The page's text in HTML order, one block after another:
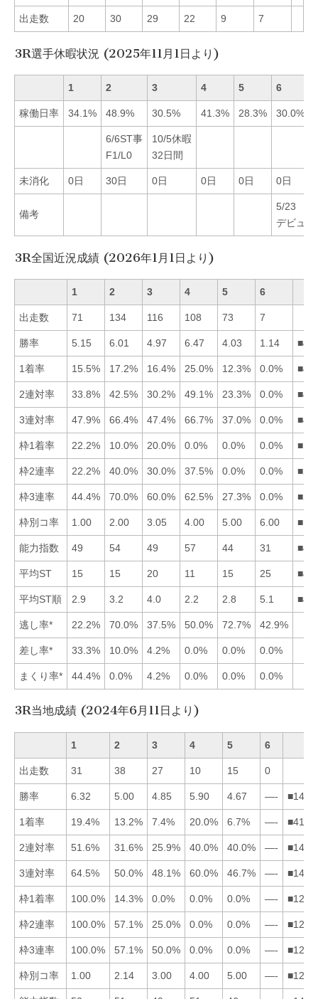
出走数 20 30 29 22 9 7
3R選手休暇状況 (2025年11月1日より)
1 2 3 4 5 6
稼働日率 34.1% 48.9% 30.5% 41.3% 28.3% 30.0%
6/6ST事
F1/L0
10/5休暇
32日間
未消化 0日 30日 0日 0日 0日 0日
備考
5/23
デビュー
3R全国近況成績 (2026年1月1日より)
1 2 3 4 5 6
出走数 71 134 116 108 73 7
勝率 5.15 6.01 4.97 6.47 4.03 1.14
1着率 15.5% 17.2% 16.4% 25.0% 12.3% 0.0%
2連対率 33.8% 42.5% 30.2% 49.1% 23.3% 0.0%
3連対率 47.9% 66.4% 47.4% 66.7% 37.0% 0.0%
枠1着率 22.2% 10.0% 20.0% 0.0% 0.0% 0.0%
枠2連率 22.2% 40.0% 30.0% 37.5% 0.0% 0.0%
枠3連率 44.4% 70.0% 60.0% 62.5% 27.3% 0.0%
枠別コ率 1.00 2.00 3.05 4.00 5.00 6.00
能力指数 49 54 49 57 44 31
平均ST 15 15 20 11 15 25
平均ST順 2.9 3.2 4.0 2.2 2.8 5.1
逃し率* 22.2% 70.0% 37.5% 50.0% 72.7% 42.9%
差し率* 33.3% 10.0% 4.2% 0.0% 0.0% 0.0%
まくり率* 44.4% 0.0% 4.2% 0.0% 0.0% 0.0%
3R当地成績 (2024年6月11日より)
1 2 3 4 5 6
出走数 31 38 27 10 15 0
勝率 6.32 5.00 4.85 5.90 4.67 —-
1着率 19.4% 13.2% 7.4% 20.0% 6.7% —-
2連対率 51.6% 31.6% 25.9% 40.0% 40.0% —-
3連対率 64.5% 50.0% 48.1% 60.0% 46.7% —-
枠1着率 100.0% 14.3% 0.0% 0.0% 0.0% —-
枠2連率 100.0% 57.1% 25.0% 0.0% 0.0% —-
枠3連率 100.0% 57.1% 50.0% 0.0% 0.0% —-
枠別コ率 1.00 2.14 3.00 4.00 5.00 —-